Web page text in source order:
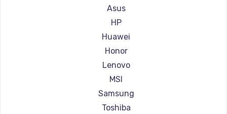
Ремонт ноутбуков Gigabyte
Ремонт ноутбуков Aorus
Ремонт ноутбуков Maibenben
Ремонт ноутбуков Getac
Ремонт ноутбуков Epson
Ремонт ноутбуков Philips
Ремонт ноутбуков LG
Ремонт ноутбуков Panasonic
Asus
HP
Huawei
Honor
Lenovo
MSI
Samsung
Toshiba